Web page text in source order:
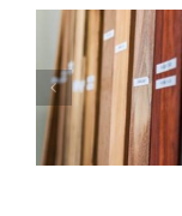
bois
exotique
ou
acier
galvanisé,
quelle
solution